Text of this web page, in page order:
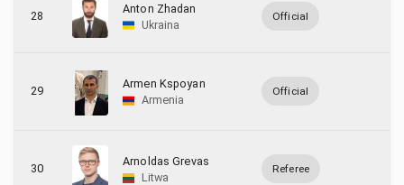
28
Anton Zhadan
Ukraina
Official
29
Armen Kspoyan
Armenia
Official
30
Arnoldas Grevas
Litwa
Referee